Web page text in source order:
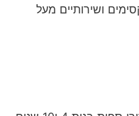
ושירותיים מעל